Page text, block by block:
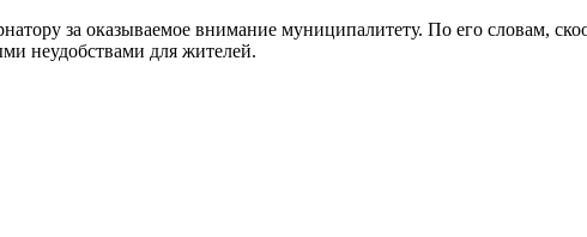
за оказываемое внимание муниципалитету. По его словам,
неудобствами для жителей.